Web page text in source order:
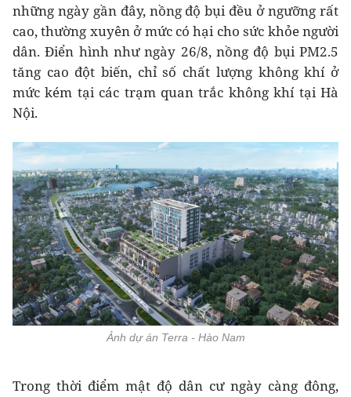
những ngày gần đây, nồng độ bụi đều ở ngưỡng rất
cao, thường xuyên ở mức có hại cho sức khỏe người
dân. Điển hình như ngày 26/8, nồng độ bụi PM2.5
tăng cao đột biến, chỉ số chất lượng không khí ở
mức kém tại các trạm quan trắc không khí tại Hà
Nội.
Ảnh dự án Terra - Hào Nam
Trong thời điểm mật độ dân cư ngày càng đông,